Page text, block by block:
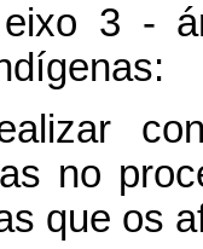
3 -
no
que os